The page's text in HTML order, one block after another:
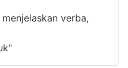
verba,